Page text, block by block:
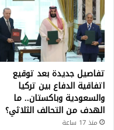
تفاصيل جديدة بعد توقيع
اتفاقية الدفاع بين تركيا
والسعودية وباكستان.. ما
الهدف من التحالف الثلاثي؟
منذ 17 ساعة